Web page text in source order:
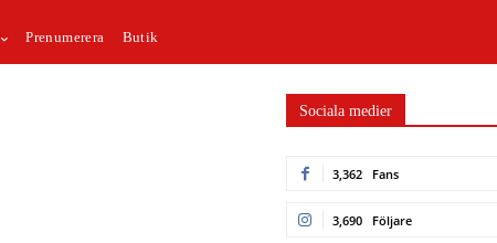
Prenumerera Butik
Sociala medier
3,362 Fans
3,690 Följare